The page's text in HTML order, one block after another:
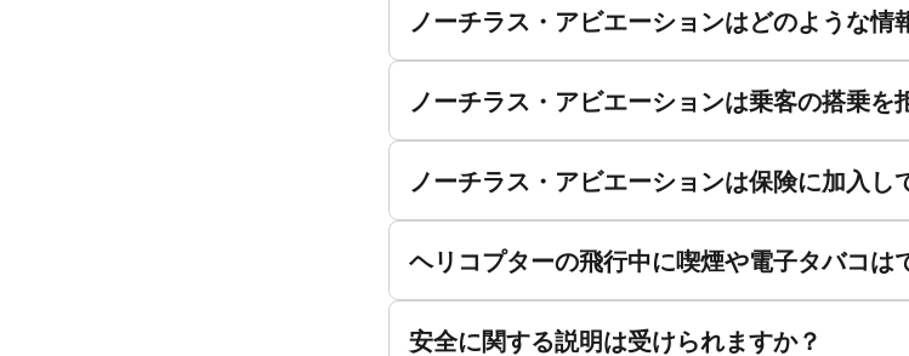
ノーチラス・アビエーションはどのような情
ノーチラス・アビエーションは乗客の搭乗を
ノーチラス・アビエーションは保険に加入し
ヘリコプターの飛行中に喫煙や電子タバコは
安全に関する説明は受けられますか？